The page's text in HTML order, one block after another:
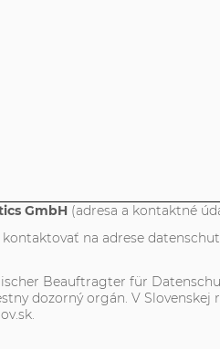
GmbH (adresa a kontaktné
na adrese
Beauftragter für
dozorný orgán. V Slovenskej